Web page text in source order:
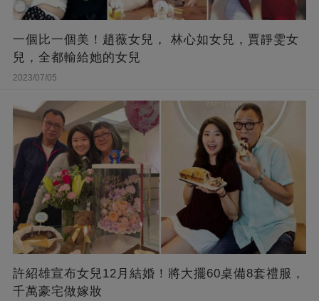
一個比一個美！趙薇女兒， 林心如女兒，賈靜雯女
兒，全都輸給她的女兒
2023/07/05
許紹雄宣布女兒12月結婚！將大擺60桌備8套禮服，
千萬豪宅做嫁妝